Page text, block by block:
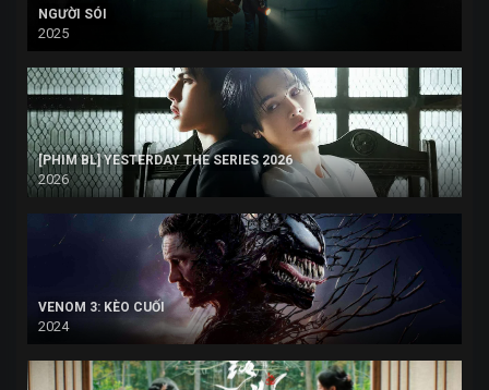
NGƯỜI SÓI
2025
[PHIM BL] YESTERDAY THE SERIES 2026
2026
VENOM 3: KÈO CUỐI
2024